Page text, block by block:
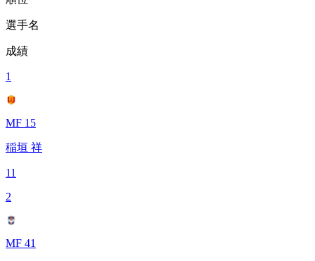
選手名
成績
1
MF 15
稲垣 祥
11
2
MF 41